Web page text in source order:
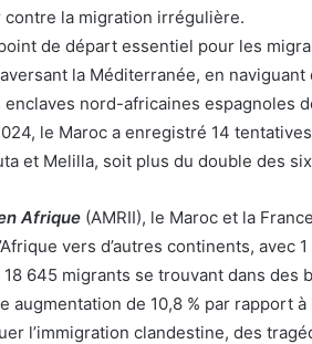
la migration irrégulière.
de départ essentiel pour les
la Méditerranée, en naviguant
nord-africaines espagnoles
le Maroc a enregistré 14
et Melilla, soit plus du double des
Afrique (AMRII), le Maroc et la
vers d’autres continents, avec
645 migrants se trouvant dans des
augmentation de 10,8 % par rapport à
l’immigration clandestine, des